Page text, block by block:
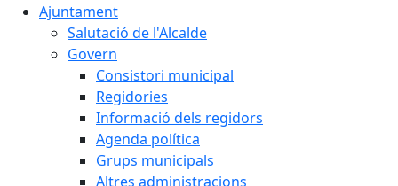
Ajuntament
Salutació de l'Alcalde
Govern
Consistori municipal
Regidories
Informació dels regidors
Agenda política
Grups municipals
Altres administracions